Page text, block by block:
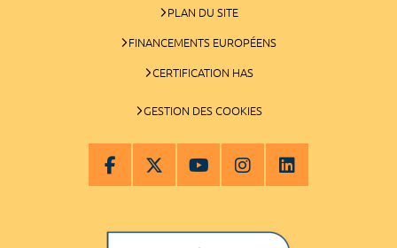
PLAN DU SITE
FINANCEMENTS EUROPÉENS
CERTIFICATION HAS
GESTION DES COOKIES